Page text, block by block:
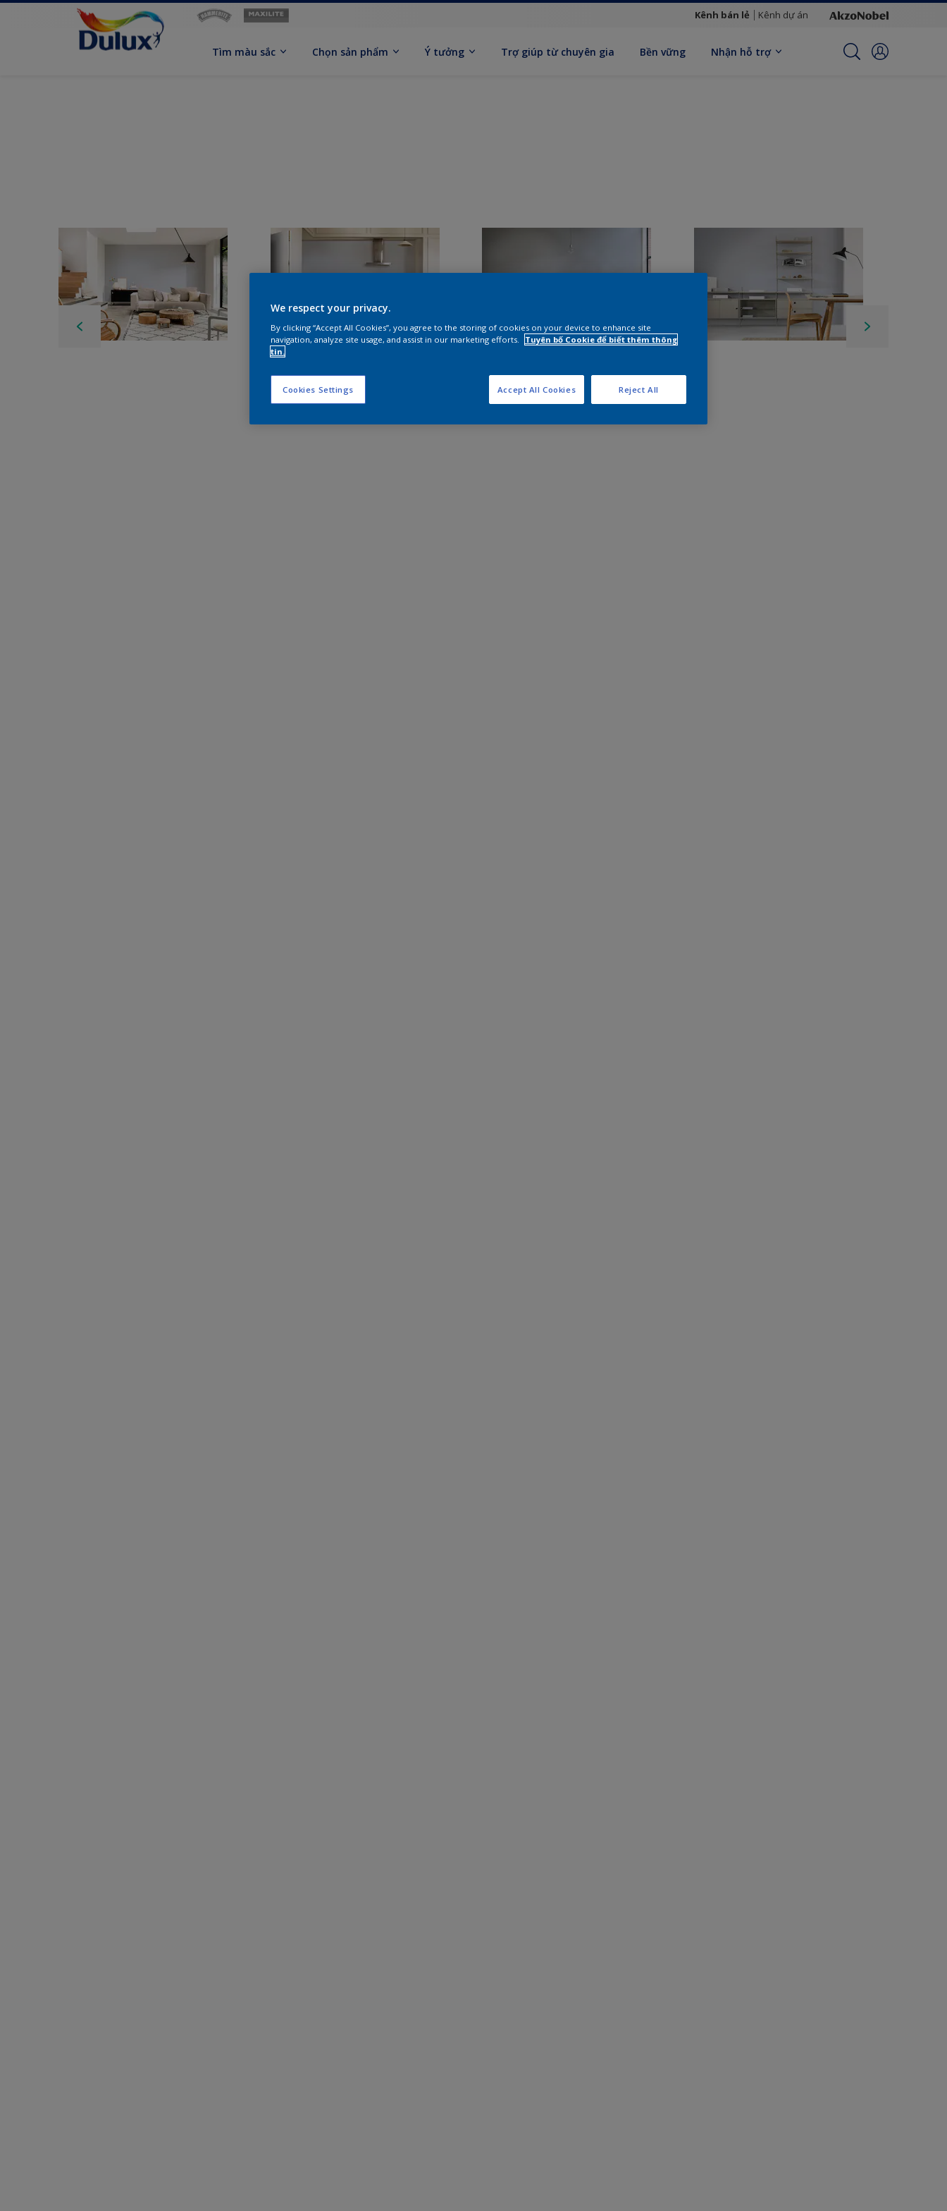
Kênh bán lẻ Kênh dự án
Tìm màu sắc Chọn sản phẩm Ý tưởng Trợ giúp từ chuyên gia Bền vững Nhận hỗ trợ
We respect your privacy.
By clicking “Accept All Cookies”, you agree to the storing of cookies on your device to enhance site
navigation, analyze site usage, and assist in our marketing efforts.
Tuyên bố Cookie để biết thêm thông
tin.
Cookies Settings Reject All
Accept All Cookies